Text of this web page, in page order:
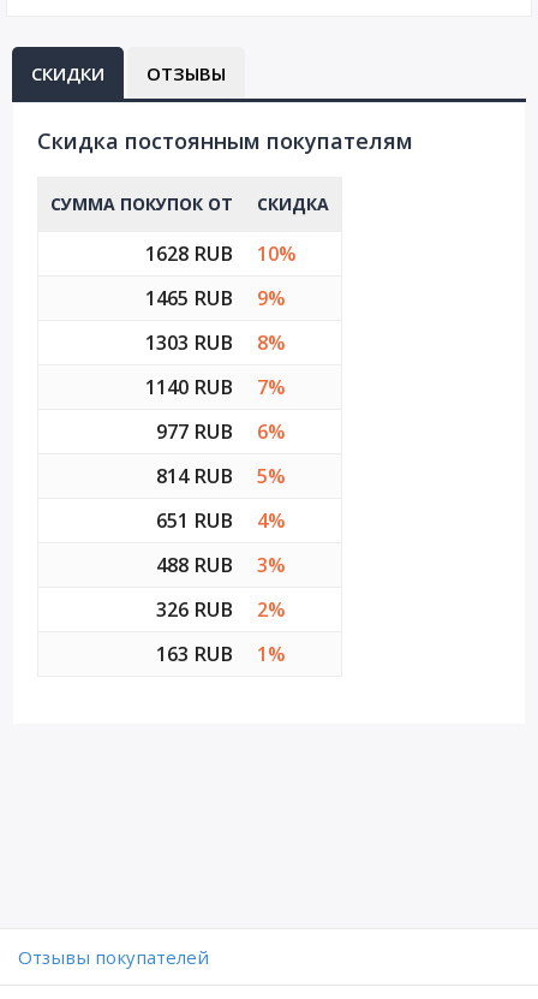
СКИДКИ ОТЗЫВЫ
Cкидка постоянным покупателям
СУММА ПОКУПОК ОТ СКИДКА
1628 RUB
10%
1465 RUB
9%
1303 RUB
8%
1140 RUB
7%
977 RUB
6%
814 RUB
5%
651 RUB
4%
488 RUB
3%
326 RUB
2%
163 RUB
1%
Отзывы покупателей